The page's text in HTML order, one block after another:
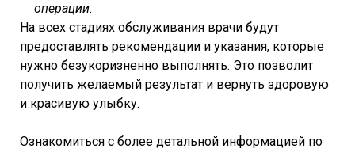
операции.
На всех стадиях обслуживания врачи будут
предоставлять рекомендации и указания, которые
нужно безукоризненно выполнять. Это позволит
получить желаемый результат и вернуть здоровую
и красивую улыбку.
Ознакомиться с более детальной информацией по